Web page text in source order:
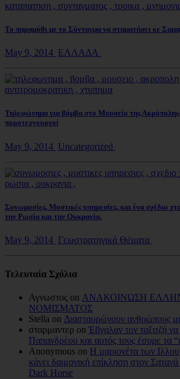
Το παραμύθι με το Σύνταγμα να σταματήσει κε
May 9, 2014 ΕΛΛΑΔΑ
Τηλεφώνημα για βόμβα στο Μουσείο της
πυροτεχνουργοί
May 9, 2014 Uncategorized
Συνωμοσίες, Μυστικές υπηρεσίες, και ένα σχέδιο
την Ρωσία και την Ουκρανία.
May 9, 2014 Γεωστρατηγικά Θέματα
Τελευταία Σχόλια
Αγνωστος on ΑΝΑΚΟΙΝΩΣΗ
ΝΟΜΙΣΜΑΤΟΣ
Stella on Διασταυρώνουν ανθρώπους
σταρμαντερ onΈβγαλαν τον ταξιτζή να
Παπανδρέου και αυτός τους έσυρε τα
Anonymous on Η μαριονέτα των
κάνει δαιμονική επίκληση στον
Dark Horse